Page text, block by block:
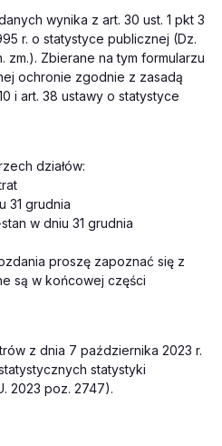
wynika z art. 30 ust. 1 pkt 3
r. o statystyce publicznej (Dz.
zm.). Zbierane na tym formularzu
ochronie zgodnie z zasadą
i art. 38 ustawy o statystyce
działów:
31 grudnia
w dniu 31 grudnia
proszę zapoznać się z
są w końcowej części
z dnia 7 października 2023 r.
statystyki
2023 poz. 2747).